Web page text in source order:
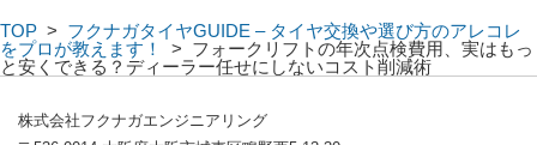
TOP > フクナガタイヤGUIDE – タイヤ交換や選び方のアレコレ
をプロが教えます！
> フォークリフトの年次点検費用、実はもっ
と安くできる？ディーラー任せにしないコスト削減術
株式会社フクナガエンジニアリング